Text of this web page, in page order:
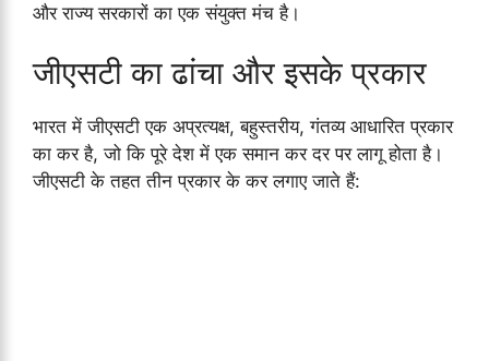
और राज्य सरकारों का एक संयुक्त मंच है।
जीएसटी का ढांचा और इसके प्रकार
भारत में जीएसटी एक अप्रत्यक्ष, बहुस्तरीय, गंतव्य आधारित प्रकार
का कर है, जो कि पूरे देश में एक समान कर दर पर लागू होता है।
जीएसटी के तहत तीन प्रकार के कर लगाए जाते हैं: